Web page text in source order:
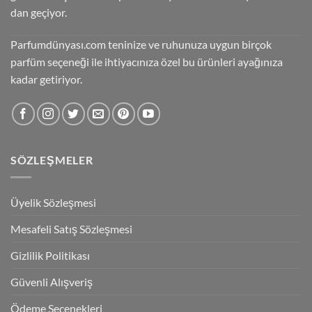
dan geçiyor.
Parfumdünyası.com teninize ve ruhunuza uygun birçok
parfüm seçeneği ile ihtiyacınıza özel bu ürünleri ayağınıza
kadar getiriyor.
SÖZLEŞMELER
Üyelik Sözleşmesi
Mesafeli Satış Sözleşmesi
Gizlilik Politikası
Güvenli Alışveriş
Ödeme Seçenekleri